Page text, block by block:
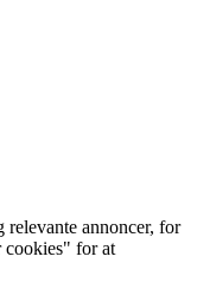
annoncer, for
cookies" for at